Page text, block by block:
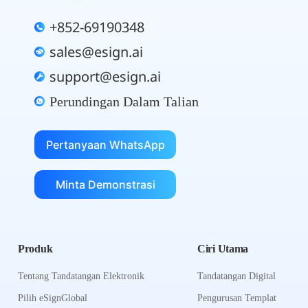
+852-69190348
sales@esign.ai
support@esign.ai
Perundingan Dalam Talian
Pertanyaan WhatsApp
Minta Demonstrasi
Produk
Tentang Tandatangan Elektronik
Pilih eSignGlobal
Ciri Utama
Tandatangan Digital
Pengurusan Templat